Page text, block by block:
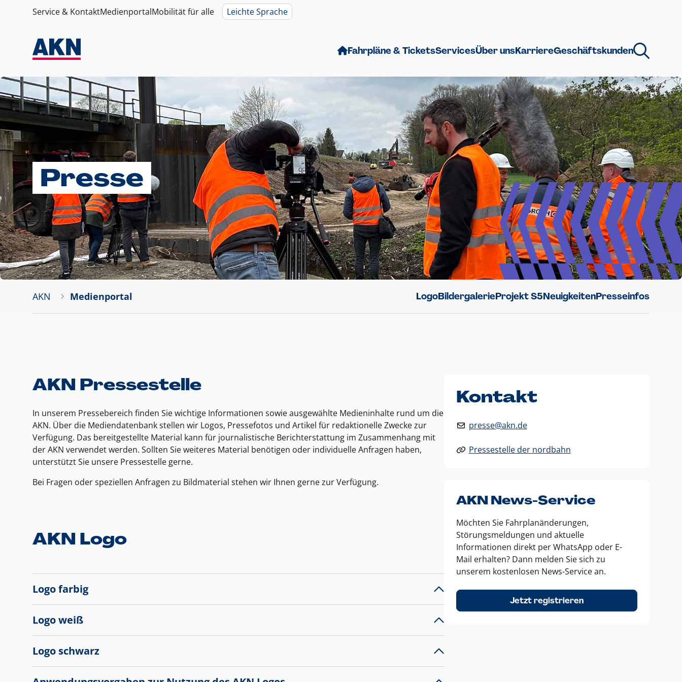
Service & KontaktMedienportalMobilität für alle Leichte Sprache
Fahrpläne & TicketsServicesÜber unsKarriereGeschäftskunden
Presse
AKN Medienportal LogoBildergalerieProjekt S5NeuigkeitenPresseinfos
AKN Pressestelle
In unserem Pressebereich finden Sie wichtige Informationen sowie ausgewählte Medieninhalte rund um die
AKN. Über die Mediendatenbank stellen wir Logos, Pressefotos und Artikel für redaktionelle Zwecke zur
Verfügung. Das bereitgestellte Material kann für journalistische Berichterstattung im Zusammenhang mit
der AKN verwendet werden. Sollten Sie weiteres Material benötigen oder individuelle Anfragen haben,
unterstützt Sie unsere Pressestelle gerne.
Bei Fragen oder speziellen Anfragen zu Bildmaterial stehen wir Ihnen gerne zur Verfügung.
AKN Logo
Logo farbig
Logo weiß
Logo schwarz
Kontakt
presse@akn.de
Pressestelle der nordbahn
AKN News-Service
Möchten Sie Fahrplanänderungen,
Störungsmeldungen und aktuelle
Informationen direkt per WhatsApp oder E-
Mail erhalten? Dann melden Sie sich zu
unserem kostenlosen News-Service an.
Jetzt registrieren